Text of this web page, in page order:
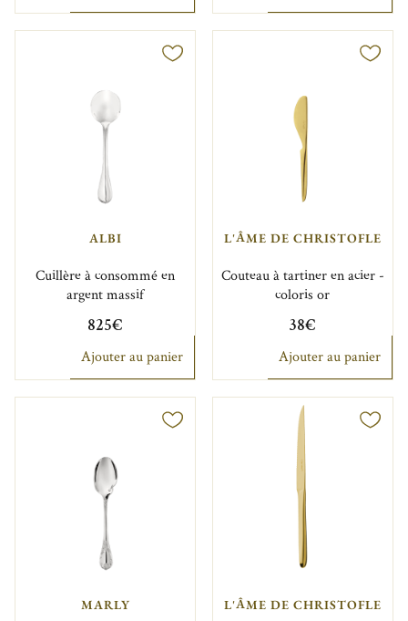
ALBI
Cuillère à consommé en
argent massif
825€
Ajouter au panier
L'ÂME DE CHRISTOFLE
Couteau à tartiner en acier -
coloris or
38€
Ajouter au panier
MARLY L'ÂME DE CHRISTOFLE